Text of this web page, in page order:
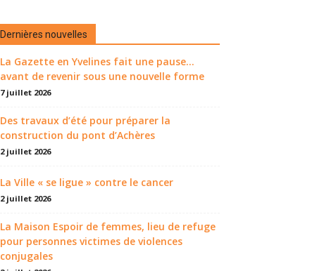
Dernières nouvelles
La Gazette en Yvelines fait une pause...
avant de revenir sous une nouvelle forme
7 juillet 2026
Des travaux d’été pour préparer la
construction du pont d’Achères
2 juillet 2026
La Ville « se ligue » contre le cancer
2 juillet 2026
La Maison Espoir de femmes, lieu de refuge
pour personnes victimes de violences
conjugales